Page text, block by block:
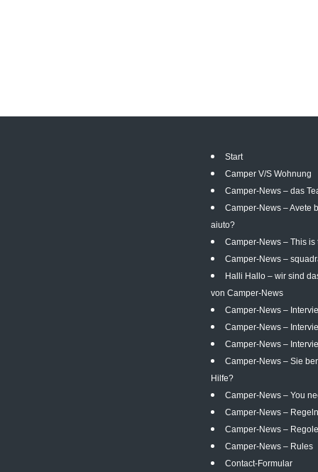
Start
Camper V/S Wohnung
Camper-News – das
Camper-News – Avete
aiuto?
Camper-News – This is
Camper-News –
Halli Hallo – wir sind
von Camper-News
Camper-News –
Camper-News –
Camper-News –
Camper-News – Sie
Hilfe?
Camper-News – You
Camper-News – Regeln
Camper-News – Regole
Camper-News – Rules
Contact-Formular